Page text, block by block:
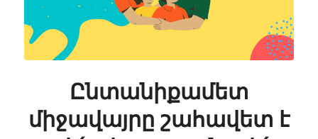
Ընտանիքամետ
միջավայրը շահավետ է